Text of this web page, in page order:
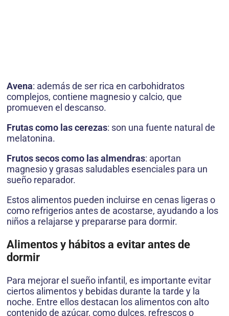
Avena: además de ser rica en carbohidratos
complejos, contiene magnesio y calcio, que
promueven el descanso.
Frutas como las cerezas: son una fuente natural de
melatonina.
Frutos secos como las almendras: aportan
magnesio y grasas saludables esenciales para un
sueño reparador.
Estos alimentos pueden incluirse en cenas ligeras o
como refrigerios antes de acostarse, ayudando a los
niños a relajarse y prepararse para dormir.
Alimentos y hábitos a evitar antes de
dormir
Para mejorar el sueño infantil, es importante evitar
ciertos alimentos y bebidas durante la tarde y la
noche. Entre ellos destacan los alimentos con alto
contenido de azúcar, como dulces, refrescos o